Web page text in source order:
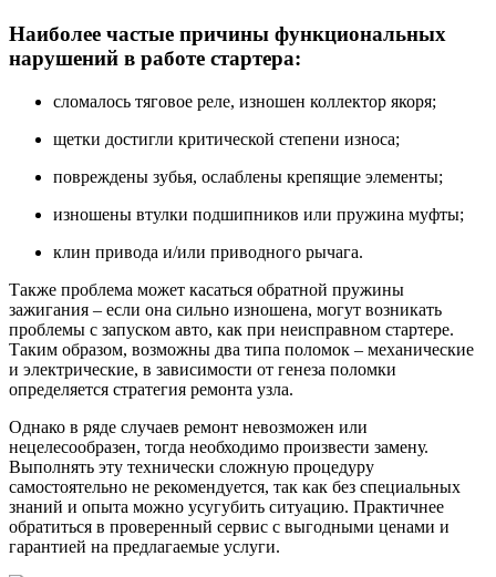
Наиболее частые причины функциональных
нарушений в работе стартера:
сломалось тяговое реле, изношен коллектор якоря;
щетки достигли критической степени износа;
повреждены зубья, ослаблены крепящие элементы;
изношены втулки подшипников или пружина муфты;
клин привода и/или приводного рычага.
Также проблема может касаться обратной пружины
зажигания – если она сильно изношена, могут возникать
проблемы с запуском авто, как при неисправном стартере.
Таким образом, возможны два типа поломок – механические
и электрические, в зависимости от генеза поломки
определяется стратегия ремонта узла.
Однако в ряде случаев ремонт невозможен или
нецелесообразен, тогда необходимо произвести замену.
Выполнять эту технически сложную процедуру
самостоятельно не рекомендуется, так как без специальных
знаний и опыта можно усугубить ситуацию. Практичнее
обратиться в проверенный сервис с выгодными ценами и
гарантией на предлагаемые услуги.